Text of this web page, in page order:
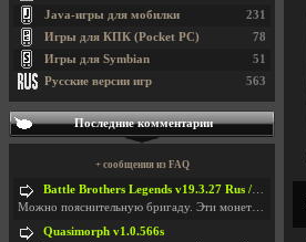
231
Java-игры для мобилки
78
Игры для КПК (Pocket PC)
51
Игры для Symbian
563
Русские версии игр
Последние комментарии
+ сообщения из FAQ
Battle Brothers Legends v19.3.27 Rus / + Battle Brothers Legends v19.3.39 Eng
Можно пояснительную бригаду. Эти монетки, они в ка
Quasimorph v1.0.566s